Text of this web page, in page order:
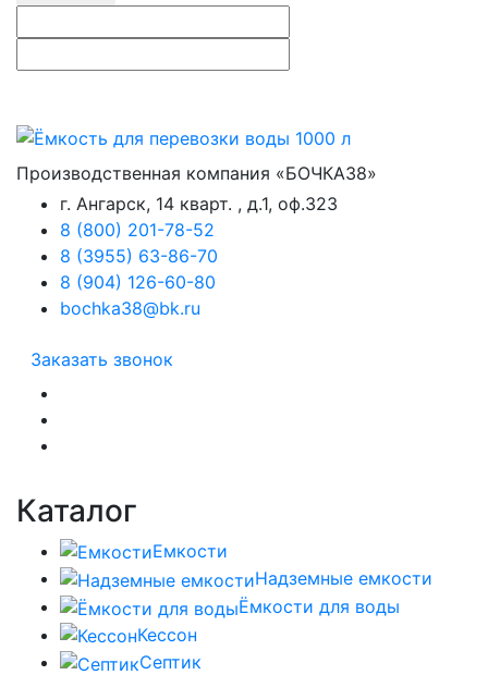
Производственная компания «БОЧКА38»
г. Ангарск, 14 кварт. , д.1, оф.323
8 (800) 201-78-52
8 (3955) 63-86-70
8 (904) 126-60-80
bochka38@bk.ru
Заказать звонок
Каталог
Емкости
Надземные емкости
Ёмкости для воды
Кессон
Септик